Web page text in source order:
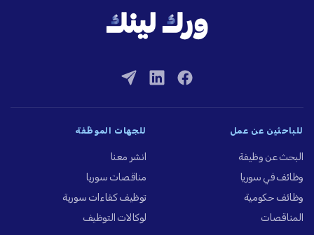
للباحثين عن عمل
البحث عن وظيفة
وظائف في سوريا
وظائف حكومية
المناقصات
للجهات الموظِّفة
انشر معنا
مناقصات سوريا
توظيف كفاءات سورية
لوكالات التوظيف